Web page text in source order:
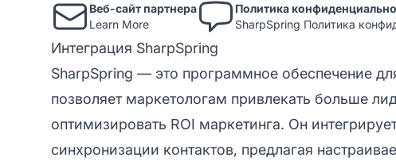
Веб-сайт партнера
Learn More
Политика
SharpSpring Политика
Интеграция SharpSpring
SharpSpring — это программное обеспечение
позволяет маркетологам привлекать больше
оптимизировать ROI маркетинга. Он
синхронизации контактов, предлагая